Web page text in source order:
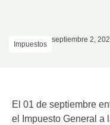
Impuestos
septiembre 2,
El 01 de septiembre
el Impuesto General a